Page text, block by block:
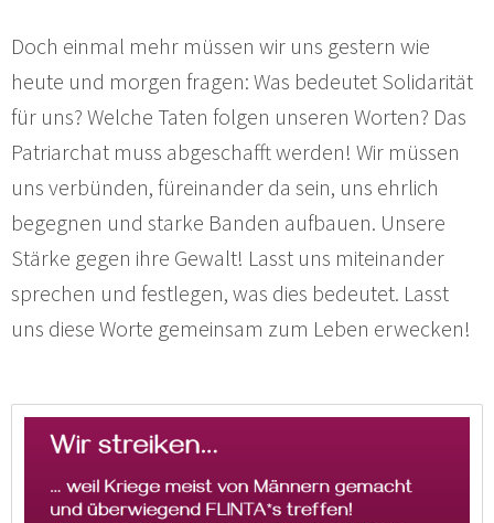
Doch einmal mehr müssen wir uns gestern wie
heute und morgen fragen: Was bedeutet Solidarität
für uns? Welche Taten folgen unseren Worten? Das
Patriarchat muss abgeschafft werden! Wir müssen
uns verbünden, füreinander da sein, uns ehrlich
begegnen und starke Banden aufbauen. Unsere
Stärke gegen ihre Gewalt! Lasst uns miteinander
sprechen und festlegen, was dies bedeutet. Lasst
uns diese Worte gemeinsam zum Leben erwecken!